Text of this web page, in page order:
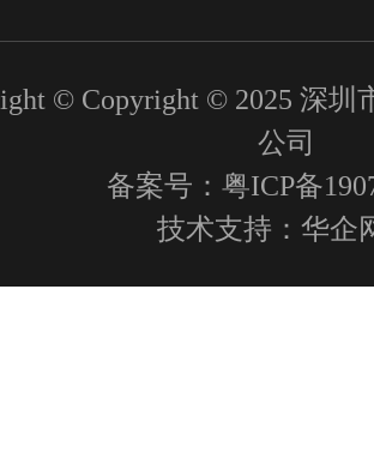
© Copyright © 2025 深圳
公司
备案号：粤ICP备
技术支持： 华企